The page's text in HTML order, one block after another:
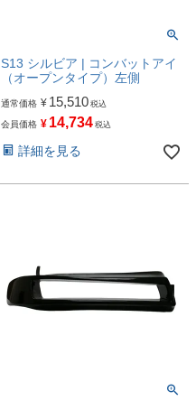
S13 シルビア | コンバットアイ
（オープンタイプ）左側
通常価格 ¥ 15,510 税込
会員価格 ¥ 14,734 税込
詳細を見る